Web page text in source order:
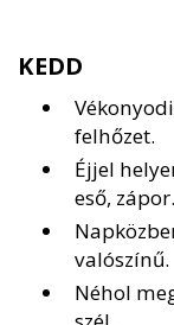
KEDD
felhőzet.
Éjjel
eső, zápor.
valószínű.
Néhol